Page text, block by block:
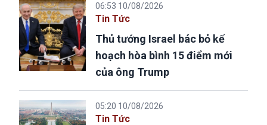
06:53 10/08/2026
Tin Tức
Thủ tướng Israel bác bỏ kế
hoạch hòa bình 15 điểm mới
của ông Trump
05:20 10/08/2026
Tin Tức